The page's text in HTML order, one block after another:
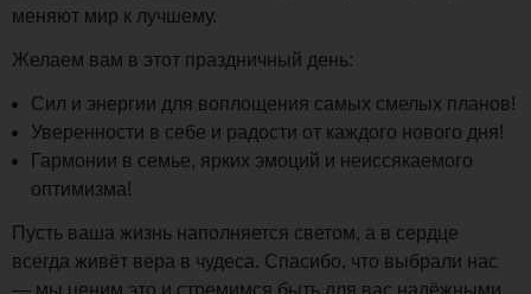
меняют мир к лучшему.
Желаем вам в этот праздничный день:
Сил и энергии для воплощения самых смелых планов!
Уверенности в себе и радости от каждого нового дня!
Гармонии в семье, ярких эмоций и неиссякаемого
оптимизма!
Пусть ваша жизнь наполняется светом, а в сердце
всегда живёт вера в чудеса. Спасибо, что выбрали нас
— мы ценим это и стремимся быть для вас надёжными